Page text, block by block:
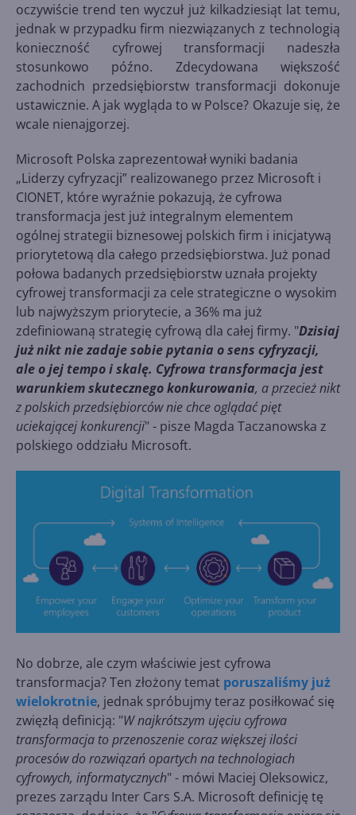
oczywiście trend ten wyczuł już kilkadziesiąt lat temu,
jednak w przypadku firm niezwiązanych z technologią
konieczność cyfrowej transformacji nadeszła
stosunkowo późno. Zdecydowana większość
zachodnich przedsiębiorstw transformacji dokonuje
ustawicznie. A jak wygląda to w Polsce? Okazuje się, że
wcale nienajgorzej.
Microsoft Polska zaprezentował wyniki badania
„Liderzy cyfryzacji” realizowanego przez Microsoft i
CIONET, które wyraźnie pokazują, że cyfrowa
transformacja jest już integralnym elementem
ogólnej strategii biznesowej polskich firm i inicjatywą
priorytetową dla całego przedsiębiorstwa. Już ponad
połowa badanych przedsiębiorstw uznała projekty
cyfrowej transformacji za cele strategiczne o wysokim
lub najwyższym priorytecie, a 36% ma już
zdefiniowaną strategię cyfrową dla całej firmy. "Dzisiaj
już nikt nie zadaje sobie pytania o sens cyfryzacji,
ale o jej tempo i skalę. Cyfrowa transformacja jest
warunkiem skutecznego konkurowania, a przecież nikt
z polskich przedsiębiorców nie chce oglądać pięt
uciekającej konkurencji" - pisze Magda Taczanowska z
polskiego oddziału Microsoft.
No dobrze, ale czym właściwie jest cyfrowa
transformacja? Ten złożony temat poruszaliśmy już
wielokrotnie, jednak spróbujmy teraz posiłkować się
zwięzłą definicją: "W najkrótszym ujęciu cyfrowa
transformacja to przenoszenie coraz większej ilości
procesów do rozwiązań opartych na technologiach
cyfrowych, informatycznych" - mówi Maciej Oleksowicz,
prezes zarządu Inter Cars S.A. Microsoft definicję tę